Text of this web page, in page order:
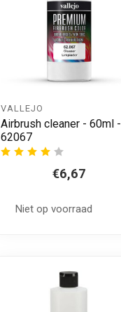
VALLEJO
Airbrush cleaner - 60ml -
62067
€6,67
Niet op voorraad